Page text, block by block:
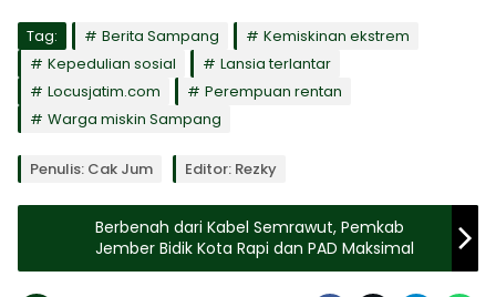
Tag: Berita Sampang
Kemiskinan ekstrem
Kepedulian sosial
Lansia terlantar
Locusjatim.com
Perempuan rentan
Warga miskin Sampang
Penulis: Cak Jum Editor: Rezky
Berbenah dari Kabel Semrawut, Pemkab
Jember Bidik Kota Rapi dan PAD Maksimal